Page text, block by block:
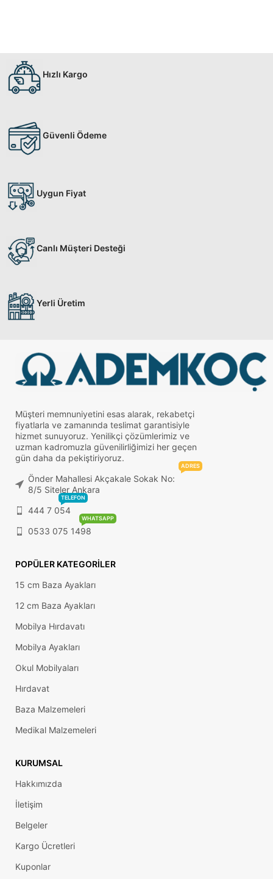
Hızlı Kargo
Güvenli Ödeme
Uygun Fiyat
Canlı Müşteri Desteği
Yerli Üretim
Müşteri memnuniyetini esas alarak, rekabetçi
fiyatlarla ve zamanında teslimat garantisiyle
hizmet sunuyoruz. Yenilikçi çözümlerimiz ve
uzman kadromuzla güvenilirliğimizi her geçen
gün daha da pekiştiriyoruz.
Önder Mahallesi Akçakale Sokak No:
8/5 Siteler Ankara
ADRES
444 7 054
TELEFON
0533 075 1498
WHATSAPP
POPÜLER KATEGORILER
15 cm Baza Ayakları
12 cm Baza Ayakları
Mobilya Hırdavatı
Mobilya Ayakları
Okul Mobilyaları
Hırdavat
Baza Malzemeleri
Medikal Malzemeleri
KURUMSAL
Hakkımızda
İletişim
Belgeler
Kargo Ücretleri
Kuponlar